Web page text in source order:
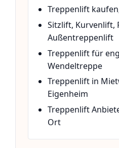
Treppenlift
Sitzlift,
Außentreppenlift
Treppenlift für
Wendeltreppe
Treppenlift in
Eigenheim
Treppenlift
Ort